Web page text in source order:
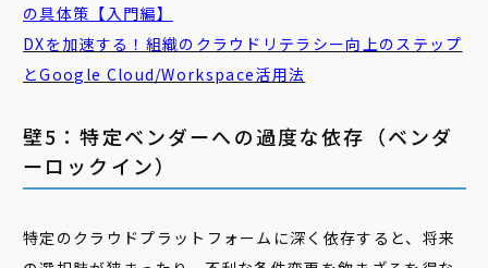
の具体策【入門編】
DXを加速する！組織のクラウドリテラシー向上のステップ
とGoogle Cloud/Workspace活用法
壁5：特定ベンダーへの過度な依存（ベンダ
ーロックイン）
特定のクラウドプラットフォームに深く依存すると、将来